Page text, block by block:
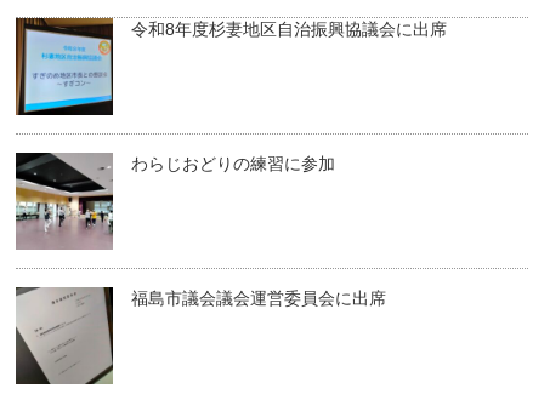
令和8年度杉妻地区自治振興協議会に出席
わらじおどりの練習に参加
福島市議会議会運営委員会に出席